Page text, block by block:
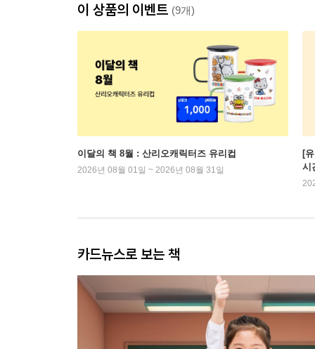
이 상품의 이벤트 (9개)
이달의 책 8월 : 산리오캐릭터즈 유리컵
2026년 08월 01일 ~ 2026년 08월 31일
[
시
카드뉴스로 보는 책